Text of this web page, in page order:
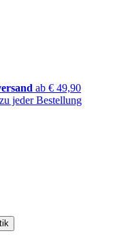
ab € 49,90
zu jeder Bestellung